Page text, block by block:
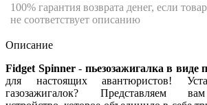
100% гарантия возврата денег, если
не соответствует описанию
Описание
Fidget Spinner- пьезозажигалка в виде
для настоящих авантюристов!
газозажигалок? Представляем